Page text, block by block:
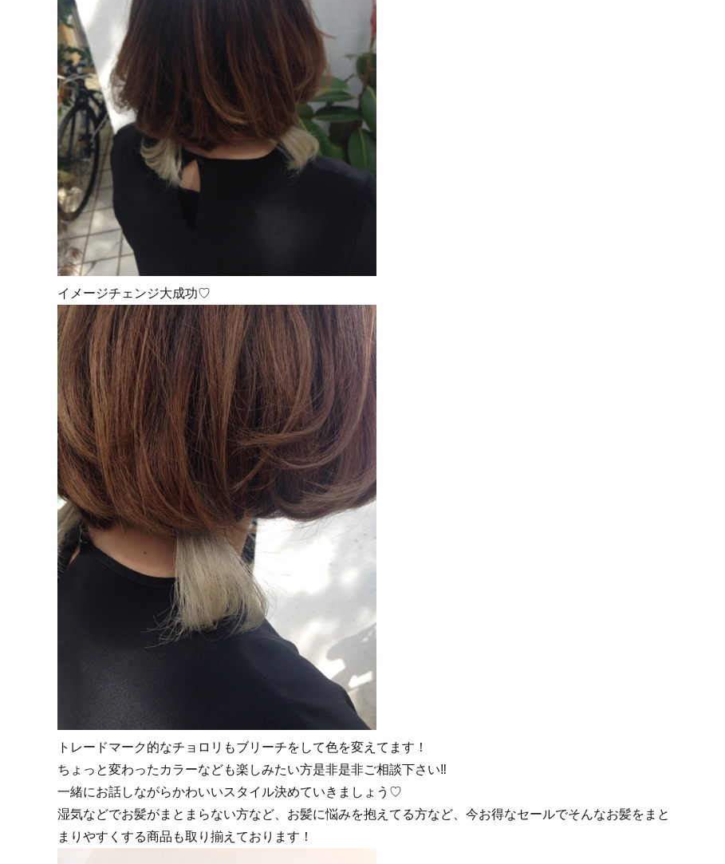
イメージチェンジ大成功♡
トレードマーク的なチョロリもブリーチをして色を変えてます！
ちょっと変わったカラーなども楽しみたい方是非是非ご相談下さい‼︎
一緒にお話しながらかわいいスタイル決めていきましょう♡
湿気などでお髪がまとまらない方など、お髪に悩みを抱えてる方など、今お得なセールでそんなお髪をまと
まりやすくする商品も取り揃えております！